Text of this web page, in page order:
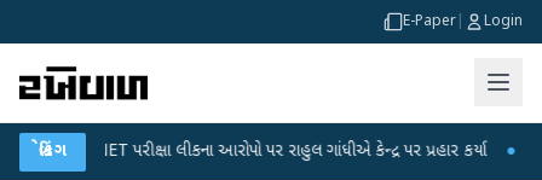
E-Paper Login
બ્રેકિંગ
NET પરીક્ષા લીકના આરોપો પર રાહુલ ગાંધીએ કેન્દ્ર પર પ્રહાર કર્યા ●